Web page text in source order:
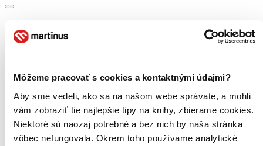
Môžeme pracovať s cookies a kontaktnými údajmi?
Aby sme vedeli, ako sa na našom webe správate, a mohli
vám zobraziť tie najlepšie tipy na knihy, zbierame cookies.
Niektoré sú naozaj potrebné a bez nich by naša stránka
vôbec nefungovala. Okrem toho používame analytické
Bestsellery
Novinky
Najlacnejšie
Použité filtre
Zrušiť filtre
Na tému transplantácia dostupné